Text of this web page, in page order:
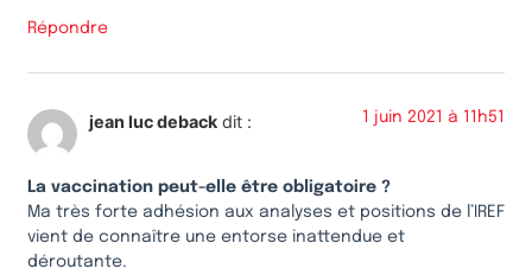
Répondre
jean luc deback dit : 1 juin 2021 à 11h51
La vaccination peut-elle être obligatoire ?
Ma très forte adhésion aux analyses et positions de l’IREF
vient de connaître une entorse inattendue et
déroutante.